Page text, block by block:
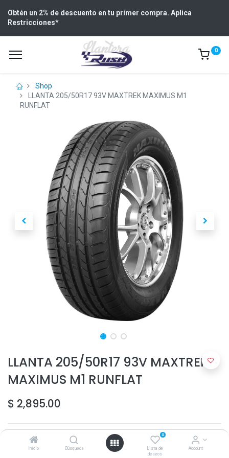
Inicio Búsqueda
0
Lista de
deseos
Account
Obtén un 2% de descuento en tu primer compra. Aplica
Restricciones*
0
Shop
LLANTA 205/50R17 93V MAXTREK MAXIMUS M1
RUNFLAT
LLANTA 205/50R17 93V MAXTREK
MAXIMUS M1 RUNFLAT
$ 2,895.00